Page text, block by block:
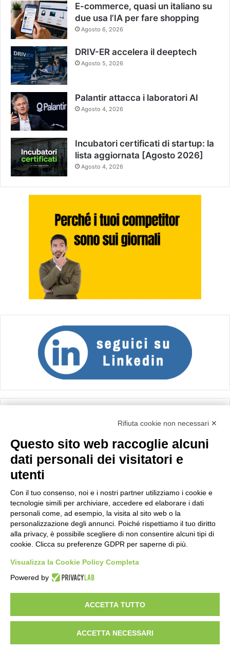
E-commerce, quasi un italiano su
due usa l’IA per fare shopping
Agosto 6, 2026
DRIV-ER accelera il deeptech
Agosto 5, 2026
Palantir attacca i laboratori AI
Agosto 4, 2026
Incubatori certificati di startup: la
lista aggiornata [Agosto 2026]
Agosto 4, 2026
Importo netto (€):
Calcola
Scorporo IVA
Importo lordo (€):
Rifiuta cookie non necessari ✕
Questo sito web raccoglie alcuni
dati personali dei visitatori e
utenti
Con il tuo consenso, noi e i nostri partner utilizziamo i cookie e
tecnologie simili per archiviare, accedere ed elaborare i dati
personali come, ad esempio, la visita al sito web o la
personalizzazione degli annunci. Poiché rispettiamo il tuo diritto
alla privacy, è possibile scegliere di non consentire alcuni tipi di
cookie. Clicca su preferenze GDPR per saperne di più.
Visualizza la Cookie Policy Completa
Powered by
ACCETTA TUTTO
ACCETTA NECESSARI